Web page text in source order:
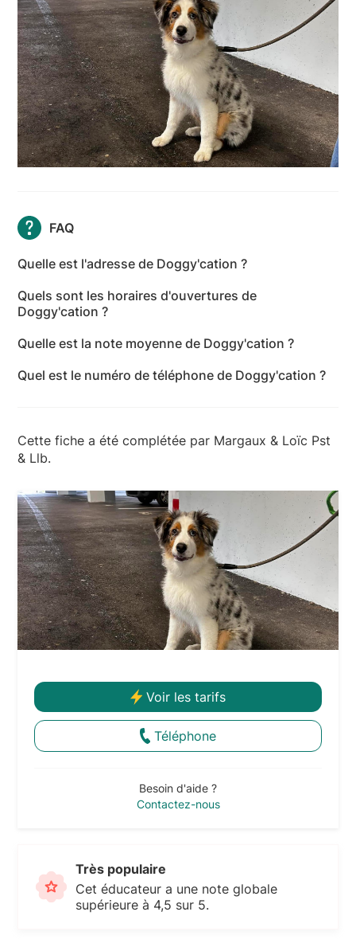
FAQ
Quelle est l'adresse de Doggy'cation ?
Loos.
Quels sont les horaires d'ouvertures de
Doggy'cation ?
9h30 à 20h30 et le samedi de 9h00 à 12h00.
Quelle est la note moyenne de Doggy'cation ?
de 5 sur 5.
Quel est le numéro de téléphone de Doggy'cation ?
Cette fiche a été complétée par Margaux & Loïc Pst
& Llb.
Voir les tarifs
Téléphone
Besoin d'aide ?
Contactez-nous
Très populaire
Cet éducateur a une note globale
supérieure à 4,5 sur 5.